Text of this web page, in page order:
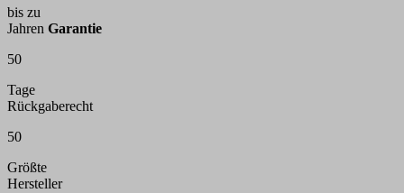
bis zu
Jahren Garantie
50
Tage
Rückgaberecht
50
Größte
Hersteller